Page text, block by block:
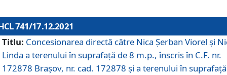
741/17.12.2021
Titlu: Concesionarea directă către Nica Șerban Viorel și
Linda a terenului în suprafață de 8 m.p., înscris în C.F. nr.
172878 Brașov, nr. cad. 172878 și a terenului în